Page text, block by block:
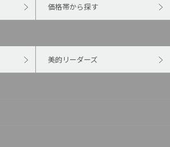
価格帯から探す
美的リーダーズ